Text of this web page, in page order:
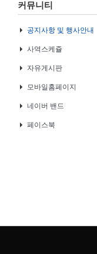
커뮤니티
공지사항 및 행사안내
사역스케쥴
자유게시판
모바일홈페이지
네이버 밴드
페이스북